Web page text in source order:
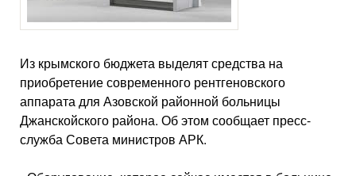
Из крымского бюджета выделят средства на
приобретение современного рентгеновского
аппарата для Азовской районной больницы
Джанскойского района. Об этом сообщает пресс-
служба Совета министров АРК.